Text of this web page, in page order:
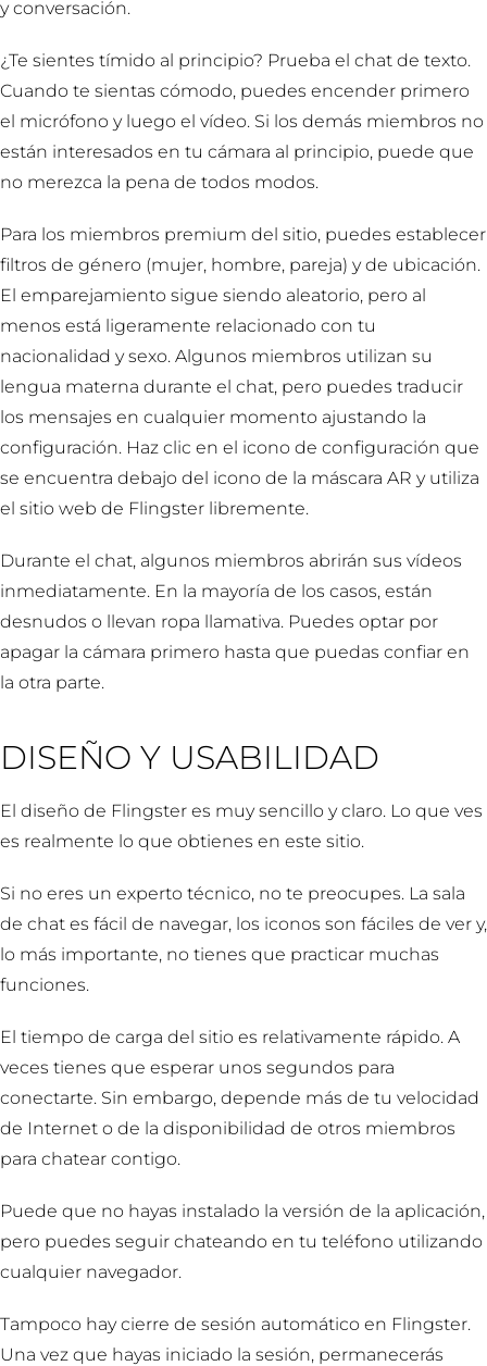
y conversación.
¿Te sientes tímido al principio? Prueba el chat de texto.
Cuando te sientas cómodo, puedes encender primero
el micrófono y luego el vídeo. Si los demás miembros no
están interesados en tu cámara al principio, puede que
no merezca la pena de todos modos.
Para los miembros premium del sitio, puedes establecer
filtros de género (mujer, hombre, pareja) y de ubicación.
El emparejamiento sigue siendo aleatorio, pero al
menos está ligeramente relacionado con tu
nacionalidad y sexo. Algunos miembros utilizan su
lengua materna durante el chat, pero puedes traducir
los mensajes en cualquier momento ajustando la
configuración. Haz clic en el icono de configuración que
se encuentra debajo del icono de la máscara AR y utiliza
el sitio web de Flingster libremente.
Durante el chat, algunos miembros abrirán sus vídeos
inmediatamente. En la mayoría de los casos, están
desnudos o llevan ropa llamativa. Puedes optar por
apagar la cámara primero hasta que puedas confiar en
la otra parte.
DISEÑO Y USABILIDAD
El diseño de Flingster es muy sencillo y claro. Lo que ves
es realmente lo que obtienes en este sitio.
Si no eres un experto técnico, no te preocupes. La sala
de chat es fácil de navegar, los iconos son fáciles de ver y,
lo más importante, no tienes que practicar muchas
funciones.
El tiempo de carga del sitio es relativamente rápido. A
veces tienes que esperar unos segundos para
conectarte. Sin embargo, depende más de tu velocidad
de Internet o de la disponibilidad de otros miembros
para chatear contigo.
Puede que no hayas instalado la versión de la aplicación,
pero puedes seguir chateando en tu teléfono utilizando
cualquier navegador.
Tampoco hay cierre de sesión automático en Flingster.
Una vez que hayas iniciado la sesión, permanecerás